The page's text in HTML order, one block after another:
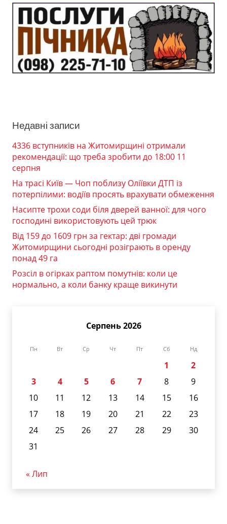
Недавні записи
4336 вступників на Житомирщині отримали
рекомендації: що треба зробити до 18:00 11
серпня
На трасі Київ — Чоп поблизу Оліївки ДТП із
потерпілими: водіїв просять врахувати обмеження
Насипте трохи соди біля дверей ванної: для чого
господині використовують цей трюк
Від 159 до 1609 грн за гектар: дві громади
Житомирщини сьогодні розіграють в оренду
понад 49 га
Розсіл в огірках раптом помутнів: коли це
нормально, а коли банку краще викинути
Серпень 2026
Пн Вт Ср Чт Пт Сб Нд
1
2
3
4 5 6 7 8
9
10
11 12 13 14 15
16
17
18 19 20 21 22
23
24
25 26 27 28 29
30
31
« Лип